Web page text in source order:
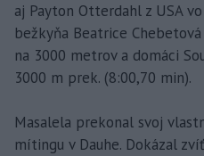
aj Payton Otterdahl z USA
bežkyňa Beatrice
na 3000 metrov a domáci
3000 m prek. (8:00,70 min).
Masalela prekonal svoj
mítingu v Dauhe. Dokázal